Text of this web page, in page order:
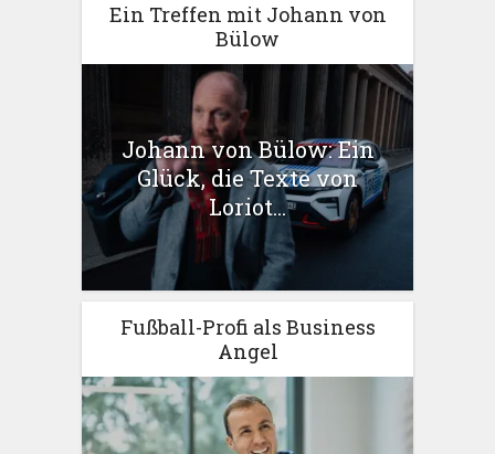
Ein Treffen mit Johann von
Bülow
Johann von Bülow: Ein
Glück, die Texte von
Loriot...
Fußball-Profi als Business
Angel